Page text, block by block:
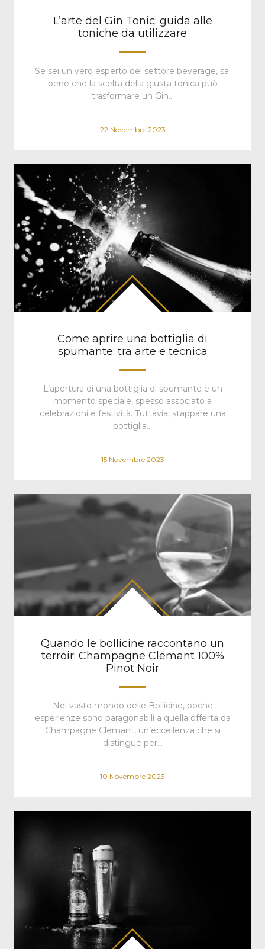
L’arte del Gin Tonic: guida alle
toniche da utilizzare
Se sei un vero esperto del settore beverage, sai
bene che la scelta della giusta tonica può
trasformare un Gin…
22 Novembre 2023
Come aprire una bottiglia di
spumante: tra arte e tecnica
L’apertura di una bottiglia di spumante è un
momento speciale, spesso associato a
celebrazioni e festività. Tuttavia, stappare una
bottiglia…
15 Novembre 2023
Quando le bollicine raccontano un
terroir: Champagne Clemant 100%
Pinot Noir
Nel vasto mondo delle Bollicine, poche
esperienze sono paragonabili a quella offerta da
Champagne Clemant, un’eccellenza che si
distingue per…
10 Novembre 2023